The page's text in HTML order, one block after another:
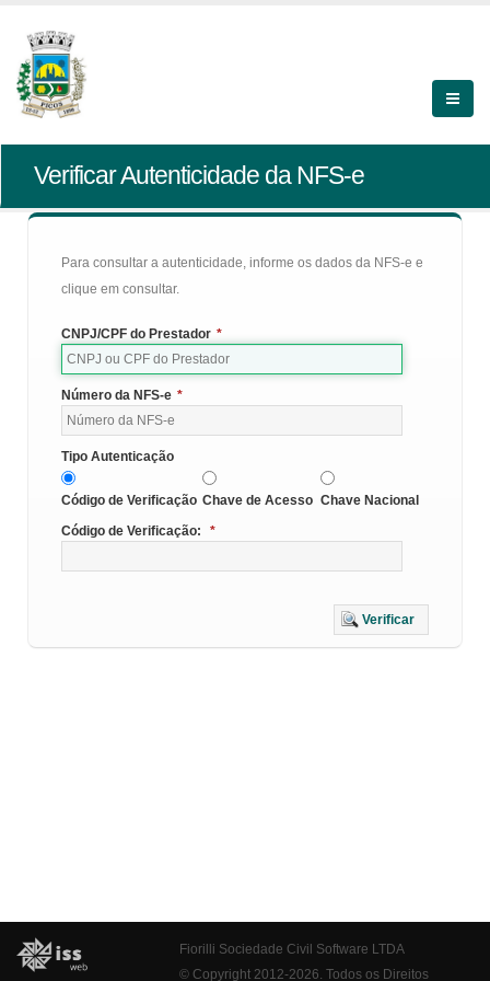
Verificar Autenticidade da NFS-e
Para consultar a autenticidade, informe os dados da NFS-e e
clique em consultar.
CNPJ/CPF do Prestador *
Número da NFS-e *
Tipo Autenticação
Código de Verificação Chave de Acesso Chave Nacional
Código de Verificação:
*
Verificar
Fiorilli Sociedade Civil Software LTDA
© Copyright 2012-2026. Todos os Direitos